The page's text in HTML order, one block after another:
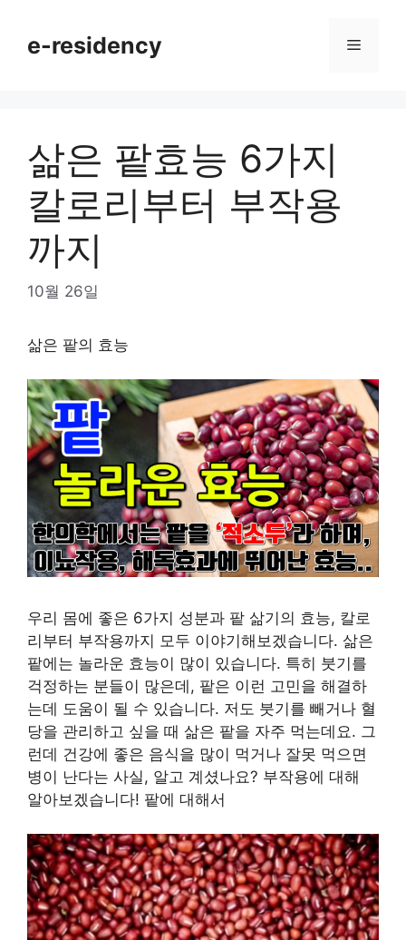
contente-residency Menu
삶은 팥효능 6가지
칼로리부터 부작용
까지
10월 26일
삶은 팥의 효능
우리 몸에 좋은 6가지 성분과 팥 삶기의 효능, 칼로
리부터 부작용까지 모두 이야기해보겠습니다. 삶은
팥에는 놀라운 효능이 많이 있습니다. 특히 붓기를
걱정하는 분들이 많은데, 팥은 이런 고민을 해결하
는데 도움이 될 수 있습니다. 저도 붓기를 빼거나 혈
당을 관리하고 싶을 때 삶은 팥을 자주 먹는데요. 그
런데 건강에 좋은 음식을 많이 먹거나 잘못 먹으면
병이 난다는 사실, 알고 계셨나요? 부작용에 대해
알아보겠습니다! 팥에 대해서